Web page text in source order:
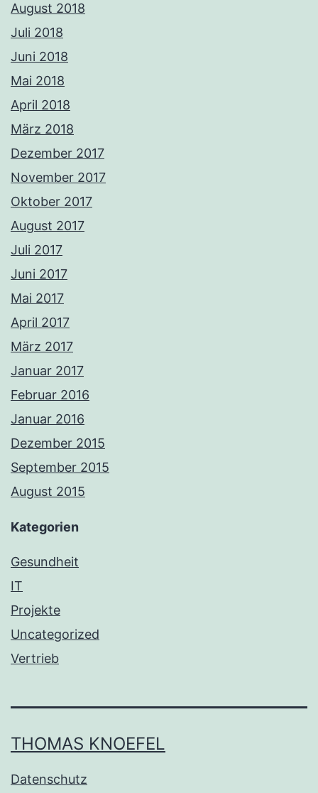
August 2018
Juli 2018
Juni 2018
Mai 2018
April 2018
März 2018
Dezember 2017
November 2017
Oktober 2017
August 2017
Juli 2017
Juni 2017
Mai 2017
April 2017
März 2017
Januar 2017
Februar 2016
Januar 2016
Dezember 2015
September 2015
August 2015
Kategorien
Gesundheit
IT
Projekte
Uncategorized
Vertrieb
THOMAS KNOEFEL
Datenschutz